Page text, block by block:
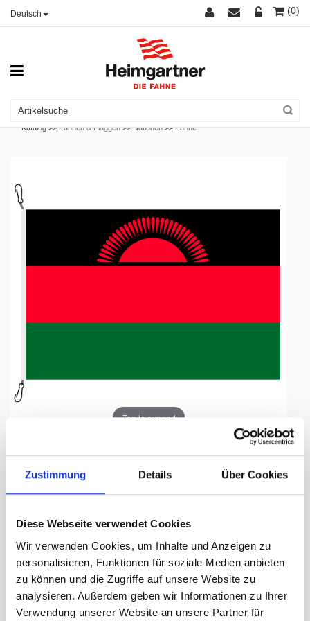
Zustimmung Details Über Cookies
Diese Webseite verwendet Cookies
Wir verwenden Cookies, um Inhalte und Anzeigen zu
personalisieren, Funktionen für soziale Medien anbieten
zu können und die Zugriffe auf unsere Website zu
analysieren. Außerdem geben wir Informationen zu Ihrer
Verwendung unserer Website an unsere Partner für
Deutsch (0)
Katalog >>Fahnen & Flaggen >>Nationen >>Fahne
Tap to expand
Malawi, 70 x100 cm
Lieferzeit Tage:ca. 5-7 Arbeitstage
55.50 CHF